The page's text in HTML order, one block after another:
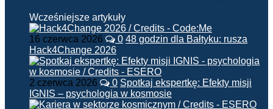
Wcześniejsze artykuły
16 czerwca 2026 0 48 godzin dla Bałtyku: rusza
Hack4Change 2026
2 czerwca 2026 0 Spotkaj ekspertkę: Efekty misji
IGNIS – psychologia w kosmosie